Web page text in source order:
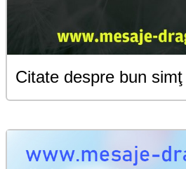
Citate despre bun simţ